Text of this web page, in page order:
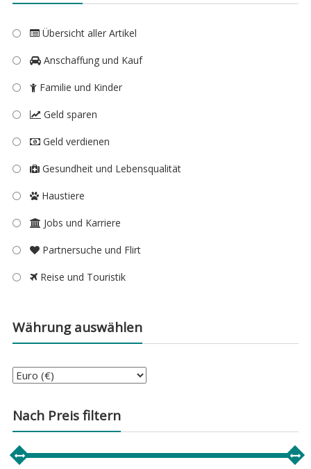
Übersicht aller Artikel
Anschaffung und Kauf
Familie und Kinder
Geld sparen
Geld verdienen
Gesundheit und Lebensqualität
Haustiere
Jobs und Karriere
Partnersuche und Flirt
Reise und Touristik
Währung auswählen
Nach Preis filtern